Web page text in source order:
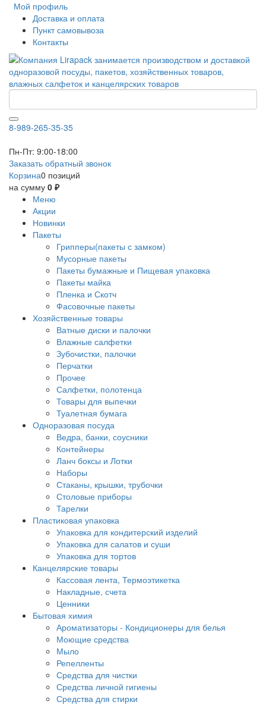
Мой профиль
Доставка и оплата
Пункт самовывоза
Контакты
8-989-265-35-35
Пн-Пт: 9:00-18:00
Заказать обратный звонок
Корзина0 позиций
на сумму 0 ₽
Меню
Акции
Новинки
Пакеты
Грипперы(пакеты с замком)
Мусорные пакеты
Пакеты бумажные и Пищевая упаковка
Пакеты майка
Пленка и Скотч
Фасовочные пакеты
Хозяйственные товары
Ватные диски и палочки
Влажные салфетки
Зубочистки, палочки
Перчатки
Прочее
Салфетки, полотенца
Товары для выпечки
Туалетная бумага
Одноразовая посуда
Ведра, банки, соусники
Контейнеры
Ланч боксы и Лотки
Наборы
Стаканы, крышки, трубочки
Столовые приборы
Тарелки
Пластиковая упаковка
Упаковка для кондитерский изделий
Упаковка для салатов и суши
Упаковка для тортов
Канцелярские товары
Кассовая лента, Термоэтикетка
Накладные, счета
Ценники
Бытовая химия
Ароматизаторы - Кондиционеры для белья
Моющие средства
Мыло
Репелленты
Средства для чистки
Средства личной гигиены
Средства для стирки